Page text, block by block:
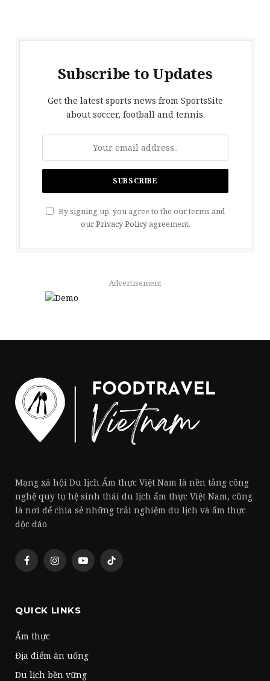
Subscribe to Updates
Get the latest sports news from SportsSite
about soccer, football and tennis.
By signing up, you agree to the our terms and
ourPrivacy Policyagreement.
Advertisement
Mạng xã hội Du lịch Ẩm thực Việt Nam là nền tảng công
nghệ quy tụ hệ sinh thái du lịch ẩm thực Việt Nam, cũng
là nơi để chia sẻ những trải nghiệm du lịch và ẩm thực
độc đáo
FacebookInstagramYouTubeTikTok
QUICK LINKS
Ẩm thực
Địa điểm ăn uống
Du lịch bền vững